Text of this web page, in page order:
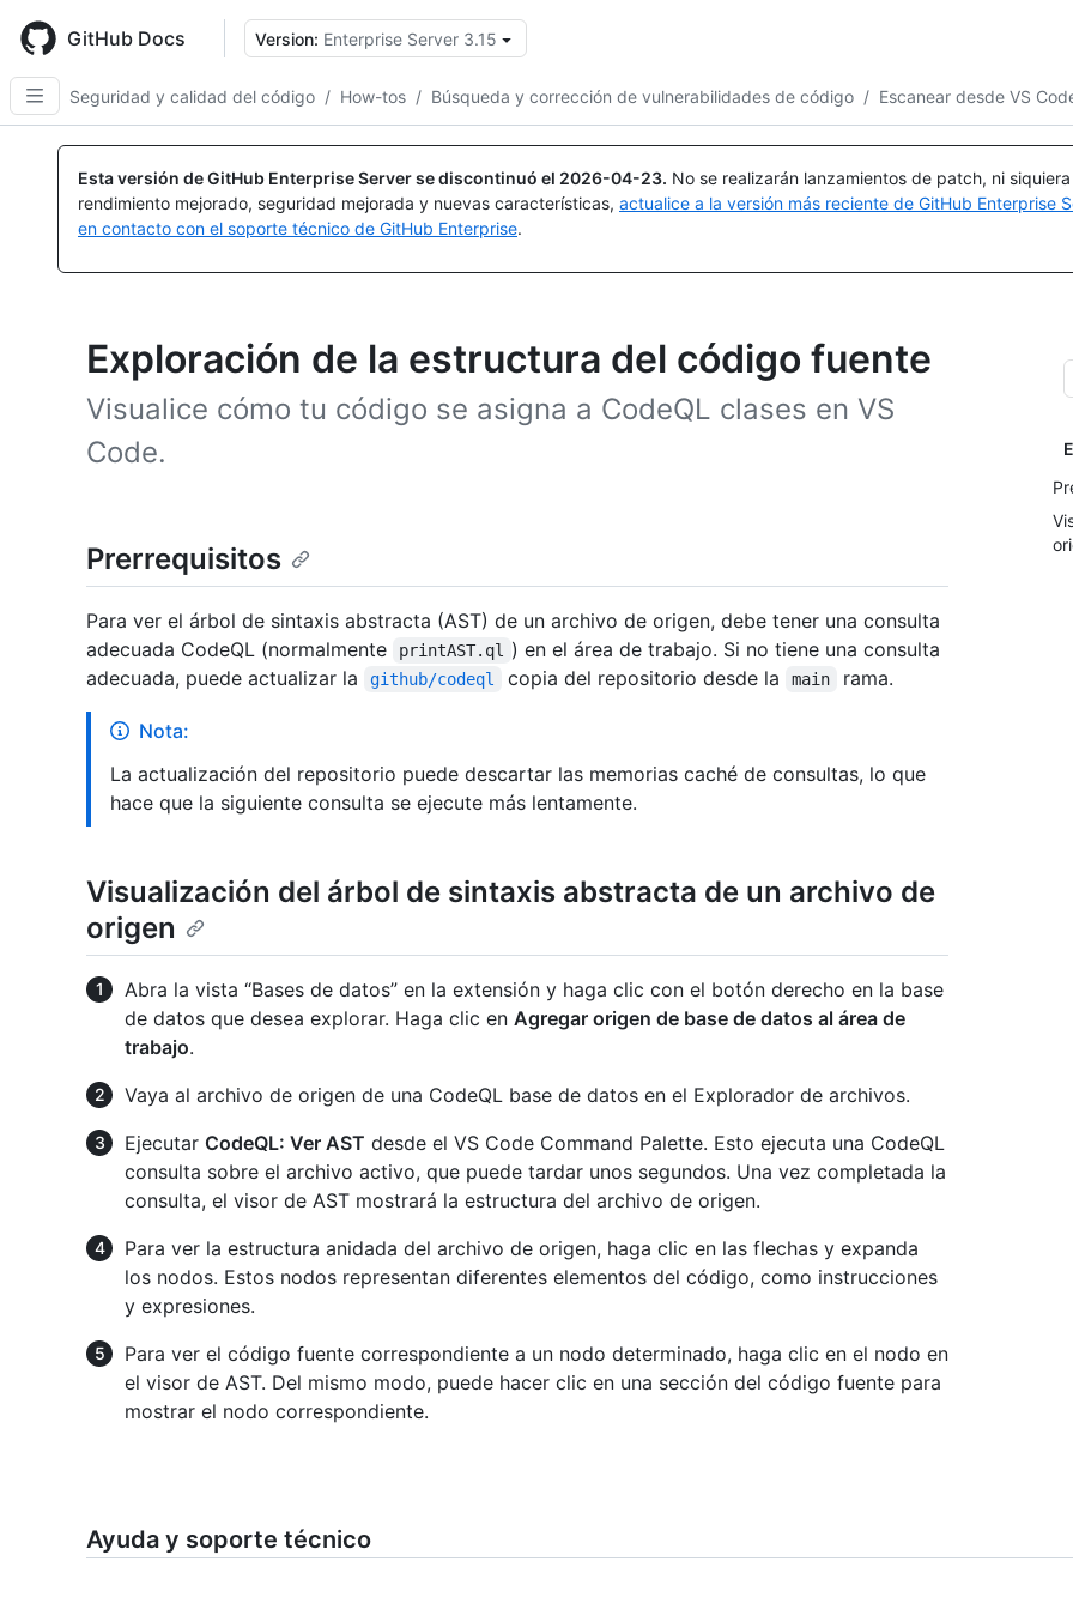
main
content
GitHub Docs Version: Enterprise Server 3.15
Seguridad y calidad del código / How-tos / Búsqueda y corrección de vulnerabilidades de código / Escanear desde VS
Esta versión de GitHub Enterprise Server se discontinuó el 2026-04-23. No se realizarán lanzamientos de patch, ni
rendimiento mejorado, seguridad mejorada y nuevas características, actualice a la versión más reciente de GitHub Enterprise
en contacto con el soporte técnico de GitHub Enterprise.
Exploración de la estructura del código fuente
Visualice cómo tu código se asigna a CodeQL clases en VS
Code.
Prerrequisitos
Para ver el árbol de sintaxis abstracta (AST) de un archivo de origen, debe tener una consulta
adecuada CodeQL (normalmente
printAST.ql
) en el área de trabajo. Si no tiene una consulta
adecuada, puede actualizar la
github/codeql copia del repositorio desde la main rama.
Nota:
La actualización del repositorio puede descartar las memorias caché de consultas, lo que
hace que la siguiente consulta se ejecute más lentamente.
Visualización del árbol de sintaxis abstracta de un archivo de
origen
Abra la vista “Bases de datos” en la extensión y haga clic con el botón derecho en la base
de datos que desea explorar. Haga clic en Agregar origen de base de datos al área de
trabajo.
Vaya al archivo de origen de una CodeQL base de datos en el Explorador de archivos.
Ejecutar CodeQL: Ver AST desde el VS Code Command Palette. Esto ejecuta una CodeQL
consulta sobre el archivo activo, que puede tardar unos segundos. Una vez completada la
consulta, el visor de AST mostrará la estructura del archivo de origen.
Para ver la estructura anidada del archivo de origen, haga clic en las flechas y expanda
los nodos. Estos nodos representan diferentes elementos del código, como instrucciones
y expresiones.
Para ver el código fuente correspondiente a un nodo determinado, haga clic en el nodo en
el visor de AST. Del mismo modo, puede hacer clic en una sección del código fuente para
mostrar el nodo correspondiente.
Ayuda y soporte técnico